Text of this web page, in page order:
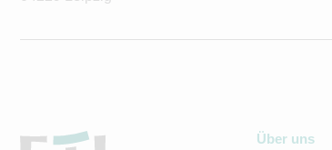
Über uns